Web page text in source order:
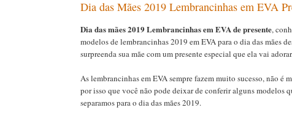
Dia das Mães 2019 Lembrancinhas em EVA
Dia das mães 2019 Lembrancinhas em EVA de presente,
modelos de lembrancinhas 2019 em EVA para o dia das mães
surpreenda sua mãe com um presente especial que ela vai adorar.
As lembrancinhas em EVA sempre fazem muito sucesso, não é
por isso que você não pode deixar de conferir alguns modelos
separamos para o dia das mães 2019.